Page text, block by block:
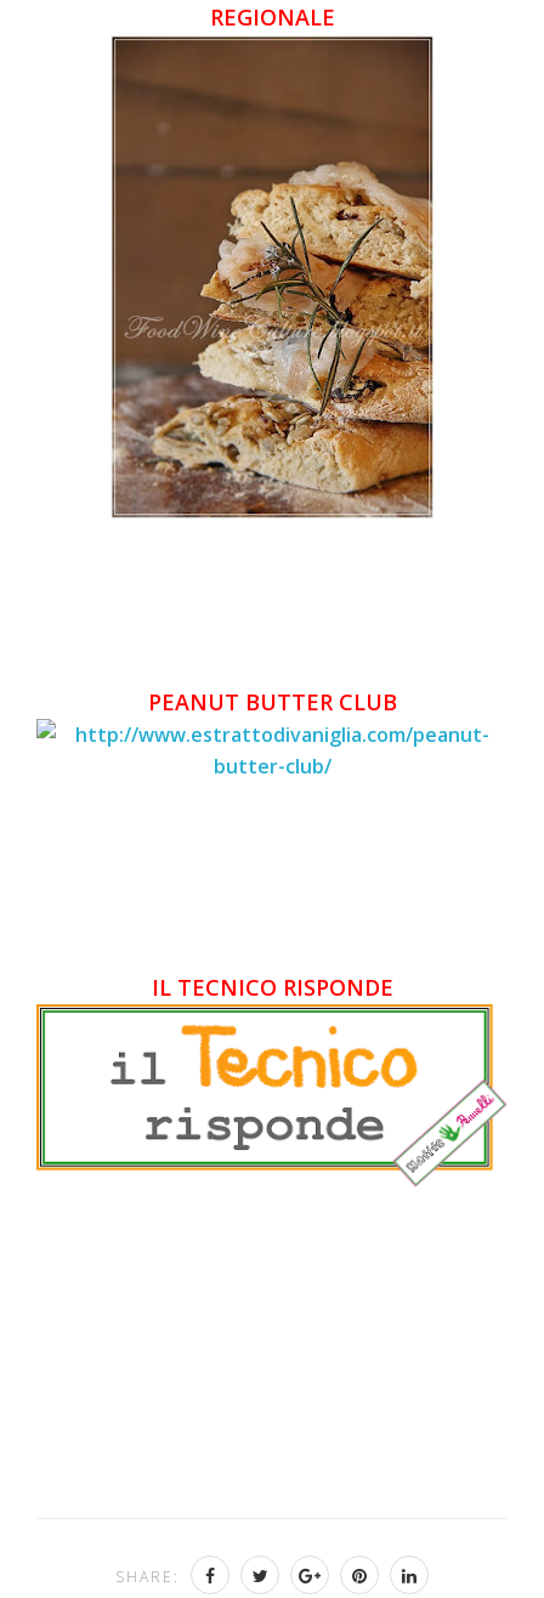
REGIONALE
PEANUT BUTTER CLUB
IL TECNICO RISPONDE
SHARE: